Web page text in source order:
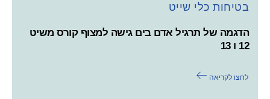
בטיחות כלי שייט
הדגמה של תרגיל אדם בים גישה למצוף קורס משיט
12 ו 13
לחצו לקריאה